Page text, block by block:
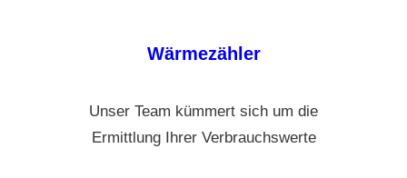
Wärmezähler
Unser Team kümmert sich um die
Ermittlung Ihrer Verbrauchswerte